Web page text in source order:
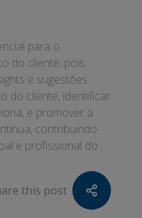
para o
do cliente, pois
e sugestões
do cliente, identificar
e promover a
contribuindo
e profissional do
this post